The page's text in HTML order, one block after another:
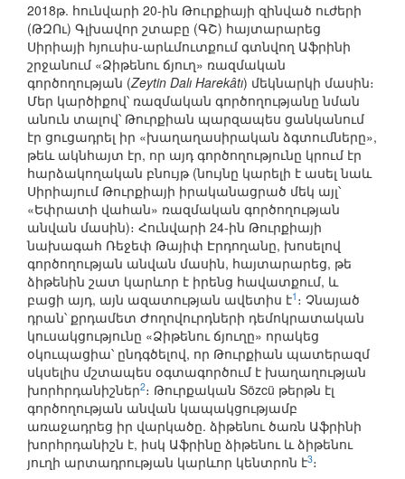
2018թ. հունվարի 20-ին Թուրքիայի զինված ուժերի
(ԹԶՈւ) Գլխավոր շտաբը (ԳՇ) հայտարարեց
Սիրիայի հյուսիս-արևմուտքում գտնվող Աֆրինի
շրջանում «Ձիթենու ճյուղ» ռազմական
գործողության (Zeytin Dalı Harekâtı) մեկնարկի մասին։
Մեր կարծիքով՝ ռազմական գործողությանը նման
անուն տալով՝ Թուրքիան պարզապես ցանկանում
էր ցուցադրել իր «խաղաղասիրական ձգտումները»,
թեև ակնհայտ էր, որ այդ գործողությունը կրում էր
հարձակողական բնույթ (նույնը կարելի է ասել նաև
Սիրիայում Թուրքիայի իրականացրած մեկ այլ՝
«Եփրատի վահան» ռազմական գործողության
անվան մասին)։ Հունվարի 24-ին Թուրքիայի
նախագահ Ռեջեփ Թայիփ Էրդողանը, խոսելով
գործողության անվան մասին, հայտարարեց, թե
ձիթենին շատ կարևոր է իրենց հավատքում, և
բացի այդ, այն ազատության ավետիս է1 ։ Չնայած
դրան՝ քրդամետ Ժողովուրդների դեմոկրատական
կուսակցությունը «Ձիթենու ճյուղը» որակեց
օկուպացիա՝ ընդգծելով, որ Թուրքիան պատերազմ
սկսելիս մշտապես օգտագործում է խաղաղության
խորհրդանիշներ2։ Թուրքական Sözcü թերթն էլ
գործողության անվան կապակցությամբ
առաջադրեց իր վարկածը. ձիթենու ծառն Աֆրինի
խորհրդանիշն է, իսկ Աֆրինը ձիթենու և ձիթենու
յուղի արտադրության կարևոր կենտրոն է3։